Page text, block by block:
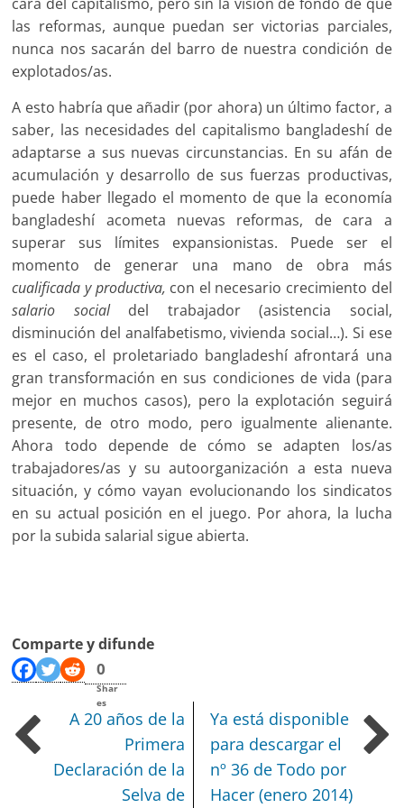
las reformas, aunque puedan ser victorias parciales,
nunca nos sacarán del barro de nuestra condición de
explotados/as.
A esto habría que añadir (por ahora) un último factor, a
saber, las necesidades del capitalismo bangladeshí de
adaptarse a sus nuevas circunstancias. En su afán de
acumulación y desarrollo de sus fuerzas productivas,
puede haber llegado el momento de que la economía
bangladeshí acometa nuevas reformas, de cara a
superar sus límites expansionistas. Puede ser el
momento de generar una mano de obra más
cualificada y productiva, con el necesario crecimiento del
salario socialdel trabajador (asistencia social,
disminución del analfabetismo, vivienda social…). Si ese
es el caso, el proletariado bangladeshí afrontará una
gran transformación en sus condiciones de vida (para
mejor en muchos casos), pero la explotación seguirá
presente, de otro modo, pero igualmente alienante.
Ahora todo depende de cómo se adapten los/as
trabajadores/as y su autoorganización a esta nueva
situación, y cómo vayan evolucionando los sindicatos
en su actual posición en el juego. Por ahora, la lucha
por la subida salarial sigue abierta.
Comparte y difunde
0
Shar
es
A 20 años de la
Primera
Declaración de la
Selva de
Ya está disponible
para descargar el
nº 36 de Todo por
Hacer (enero 2014)